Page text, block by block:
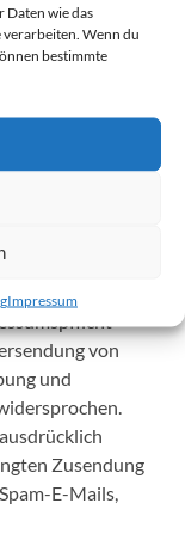
Daten wie das
Wenn du
bestimmte
Impressum
einem Klick
Ihrem Browser
out/
löschen,
setzen.
von
und
Zusendung
E-Mails,